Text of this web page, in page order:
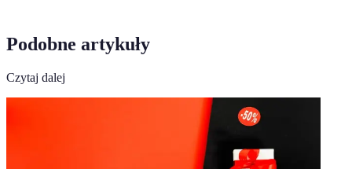
Podobne artykuły
Czytaj dalej